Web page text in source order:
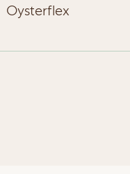
Oysterflex